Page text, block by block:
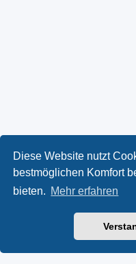
Diese Website nutzt
bestmöglichen Komfort
bieten. Mehr erfahren